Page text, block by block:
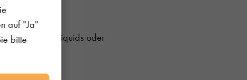
auf "Ja"
bitte
Bundle mit Liquids oder